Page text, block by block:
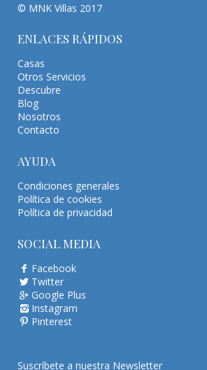
© MNK Villas 2017
ENLACES RÁPIDOS
Casas
Otros Servicios
Descubre
Blog
Nosotros
Contacto
AYUDA
Condiciones generales
Política de cookies
Política de privacidad
SOCIAL MEDIA
Facebook
Twitter
Google Plus
Instagram
Pinterest
Suscríbete a nuestra Newsletter